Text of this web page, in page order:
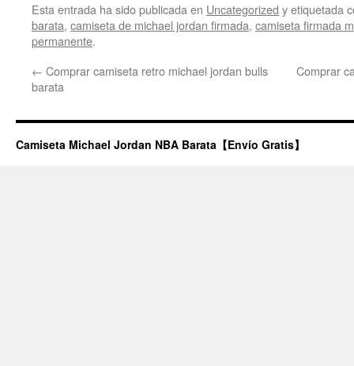
Esta entrada ha sido publicada en Uncategorized y etiquetada
barata, camiseta de michael jordan firmada, camiseta firmada
permanente.
← Comprar camiseta retro michael jordan bulls
barata
Comprar
Camiseta Michael Jordan NBA Barata【Envío Gratis】